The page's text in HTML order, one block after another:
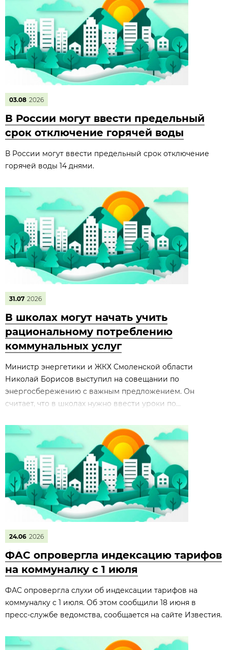
03.08 2026
В России могут ввести предельный
срок отключение горячей воды
В России могут ввести предельный срок отключение
горячей воды 14 днями.
31.07 2026
В школах могут начать учить
рациональному потреблению
коммунальных услуг
Министр энергетики и ЖКХ Смоленской области
Николай Борисов выступил на совещании по
энергосбережению с важным предложением. Он
считает, что в школах нужно ввести уроки по...
24.06 2026
ФАС опровергла индексацию тарифов
на коммуналку с 1 июля
ФАС опровергла слухи об индексации тарифов на
коммуналку с 1 июля. Об этом сообщили 18 июня в
пресс‑службе ведомства, сообщается на сайте Известия.